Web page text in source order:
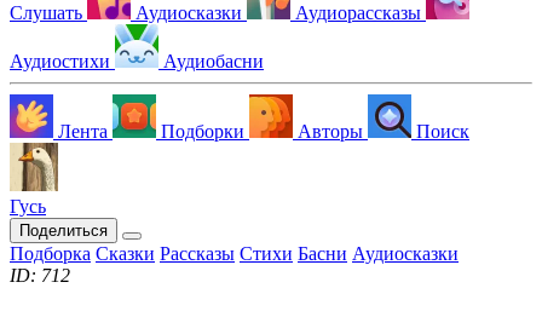
Слушать Аудиосказки Аудиорассказы
Аудиостихи Аудиобасни
Лента Подборки Авторы Поиск
Гусь
Поделиться
Подборка Сказки Рассказы Стихи Басни Аудиосказки
ID: 712